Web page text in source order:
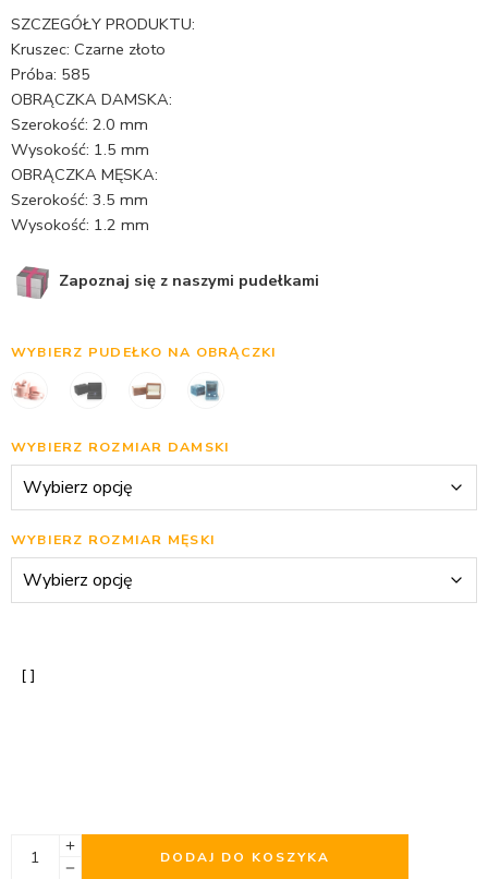
SZCZEGÓŁY PRODUKTU:
Kruszec: Czarne złoto
Próba: 585
OBRĄCZKA DAMSKA:
Szerokość: 2.0 mm
Wysokość: 1.5 mm
OBRĄCZKA MĘSKA:
Szerokość: 3.5 mm
Wysokość: 1.2 mm
Zapoznaj się z naszymi pudełkami
WYBIERZ PUDEŁKO NA OBRĄCZKI
WYBIERZ ROZMIAR DAMSKI
WYBIERZ ROZMIAR MĘSKI
DODAJ DO KOSZYKA